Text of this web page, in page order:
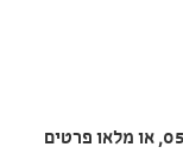
צרו קשר בטלפון 055-925-0899, או מלאו פרטים